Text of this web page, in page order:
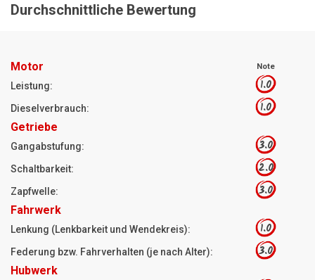
Durchschnittliche Bewertung
Motor Note
Leistung: 1.0
Dieselverbrauch: 1.0
Getriebe
Gangabstufung: 3.0
Schaltbarkeit: 2.0
Zapfwelle: 3.0
Fahrwerk
Lenkung (Lenkbarkeit und Wendekreis): 1.0
Federung bzw. Fahrverhalten (je nach Alter): 3.0
Hubwerk